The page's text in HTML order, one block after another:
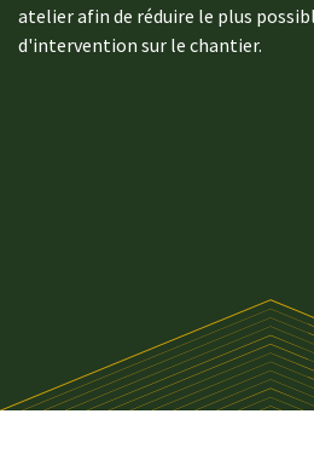
atelier afin de réduire le plus
d'intervention sur le chantier.